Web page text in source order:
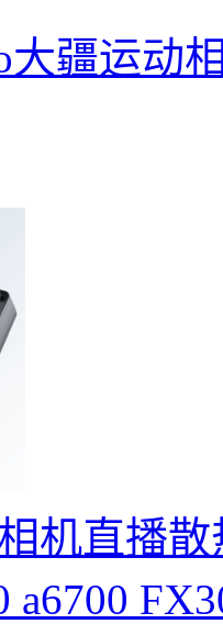
大疆运动
机直播
a6700